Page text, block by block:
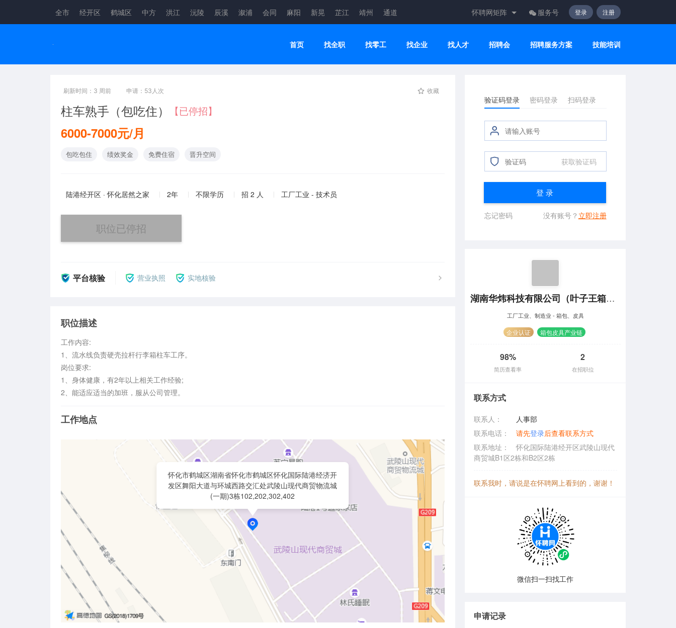
全市 经开区 鹤城区 中方 洪江 沅陵 辰溪 溆浦 会同 麻阳 新晃 芷江 靖州 通道 怀聘网矩阵 服务号 登录 注册
首页 找全职 找零工 找企业 找人才 招聘会 招聘服务方案 技能培训
刷新时间：3 周前 申请：53人次 收藏
柱车熟手（包吃住） 【已停招】
6000-7000元/月
包吃包住 绩效奖金 免费住宿 晋升空间
陆港经开区 · 怀化居然之家 2年 不限学历 招 2 人 工厂工业 - 技术员
职位已停招
平台核验 营业执照 实地核验
职位描述
工作内容:
1、流水线负责硬壳拉杆行李箱柱车工序。
岗位要求:
1、身体健康，有2年以上相关工作经验;
2、能适应适当的加班，服从公司管理。
工作地点
怀化市鹤城区湖南省怀化市鹤城区怀化国际陆港经济开
发区舞阳大道与环城西路交汇处武陵山现代商贸物流城
(一期)3栋102,202,302,402
验证码登录 密码登录 扫码登录
获取验证码
登 录
忘记密码 没有账号？ 立即注册
湖南华炜科技有限公司（叶子王箱包）
工厂工业、制造业 - 箱包、皮具
企业认证 箱包皮具产业链
98%
简历查看率
2
在招职位
联系方式
联系人：
人事部
联系电话：
请先登录后查看联系方式
联系地址：
怀化国际陆港经开区武陵山现代
商贸城B1区2栋和B2区2栋
联系我时，请说是在怀聘网上看到的，谢谢！
微信扫一扫找工作
申请记录